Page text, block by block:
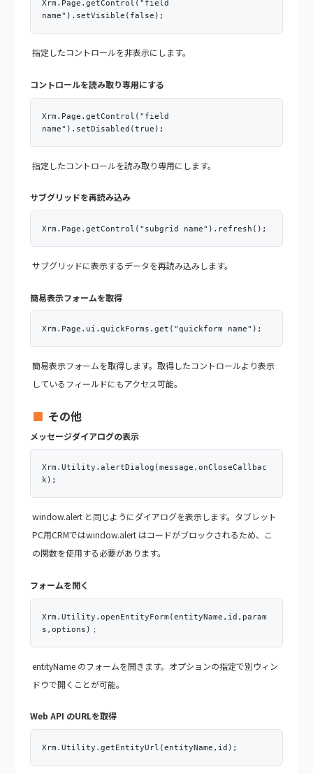
Xrm.Page.getControl("field
name").setVisible(false);
指定したコントロールを非表示にします。
コントロールを読み取り専用にする
Xrm.Page.getControl("field
name").setDisabled(true);
指定したコントロールを読み取り専用にします。
サブグリッドを再読み込み
Xrm.Page.getControl("subgrid name").refresh();
サブグリッドに表示するデータを再読み込みします。
簡易表示フォームを取得
Xrm.Page.ui.quickForms.get("quickform name");
簡易表示フォームを取得します。取得したコントロールより表示
しているフィールドにもアクセス可能。
その他
メッセージダイアログの表示
Xrm.Utility.alertDialog(message,onCloseCallbac
k);
window.alert と同じようにダイアログを表示します。タブレット
PC用CRMではwindow.alert はコードがブロックされるため、こ
の関数を使用する必要があります。
フォームを開く
Xrm.Utility.openEntityForm(entityName,id,param
s,options)；
entityName のフォームを開きます。オプションの指定で別ウィン
ドウで開くことが可能。
Web API のURLを取得
Xrm.Utility.getEntityUrl(entityName,id);